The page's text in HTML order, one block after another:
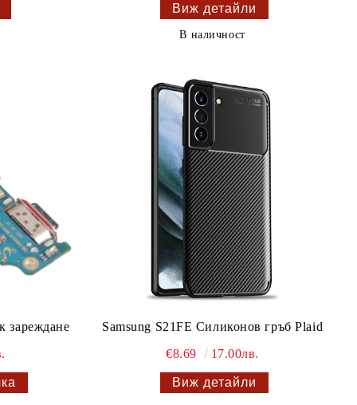
Виж детайли
В наличност
зареждане Samsung S21FE Силиконов гръб Plaid
€8.69 17.00лв.
Виж детайли